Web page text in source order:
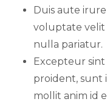
Duis aute
voluptate velit
nulla pariatur.
Excepteur
proident, sunt
mollit anim id